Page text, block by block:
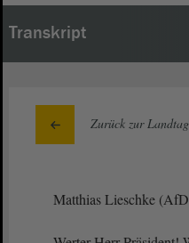
Transkript
Zurück zur
Matthias Lieschke